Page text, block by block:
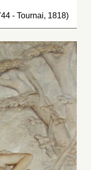
- Tournai, 1818)